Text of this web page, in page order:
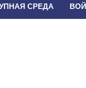
СРЕДА